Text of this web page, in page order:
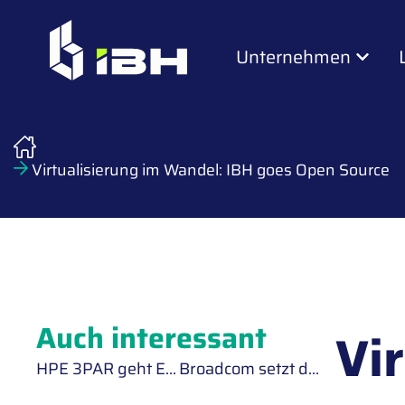
Unternehmen
Virtualisierung im Wandel: IBH goes Open Source
Auch interessant
HPE 3PAR geht End-of-Support Broadcom setzt den Reinstatement Fee ab April 2025 wieder auf die Agenda